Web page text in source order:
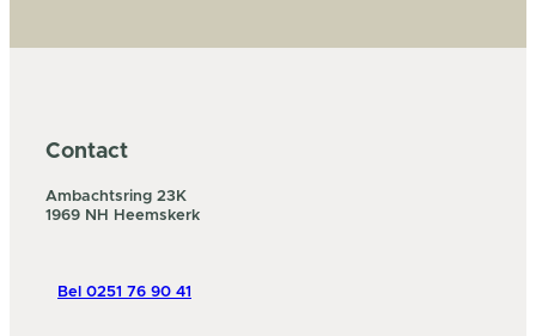
Contact
Ambachtsring 23K
1969 NH Heemskerk
Bel 0251 76 90 41